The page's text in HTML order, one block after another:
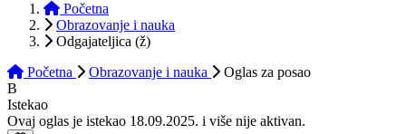
Početna
Obrazovanje i nauka
Odgajateljica (ž)
Početna
Obrazovanje i nauka Oglas za posao
B
Istekao
Ovaj oglas je istekao 18.09.2025. i više nije aktivan.